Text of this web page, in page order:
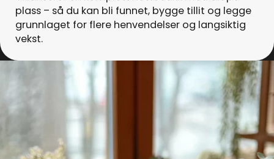
plass – så du kan bli funnet, bygge tillit og legge
grunnlaget for flere henvendelser og langsiktig
vekst.